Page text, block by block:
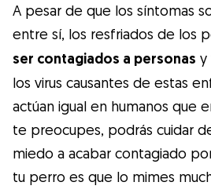
A pesar de que los síntomas
entre sí, los resfriados de los
ser contagiados a personas y
los virus causantes de estas
actúan igual en humanos que
te preocupes, podrás cuidar
miedo a acabar contagiado
tu perro es que lo mimes